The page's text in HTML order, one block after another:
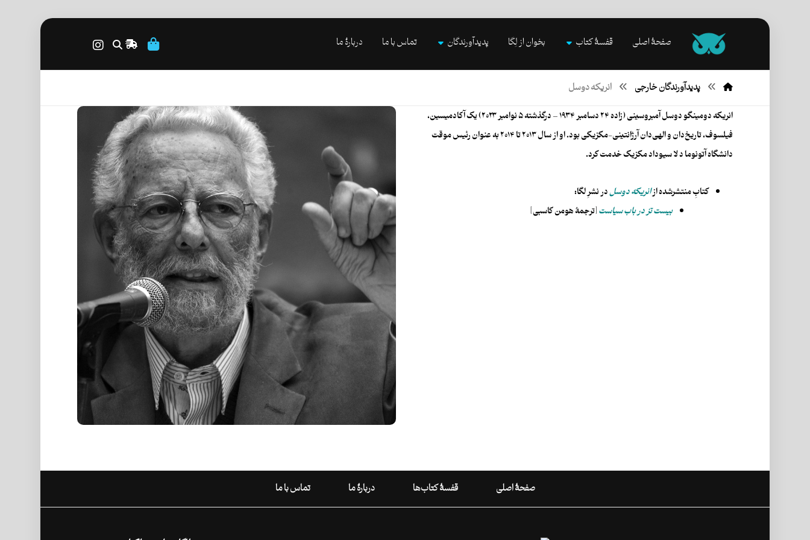
صفحۀ اصلی قفسۀ کتاب بخوان از لِگا پدیدآورندگان تماس با ما دربارۀ ما
پدیدآورندگان خارجی انریکه دوسل
انریکه دومینگو دوسل آمبروسینی (زاده ۲۴ دسامبر ۱۹۳۴ – درگذشته ۵ نوامبر ۲۰۲۳) یک آکادمیسین،
فیلسوف، تاریخ‌دان و الهی‌دان آرژانتینی-مکزیکی بود. او از سال ۲۰۱۳ تا ۲۰۱۴ به عنوان رئیس موقت
دانشگاه آتونوما د لا سیوداد مکزیک خدمت کرد.
کتابِ منتشرشده ازانریکه دوسلدر نشرِ لگا:
بیست تز در باب سیاست[ترجمۀ هومن کاسبی]
صفحۀ اصلی قفسۀ کتاب‌ها دربارۀ ما تماس با ما